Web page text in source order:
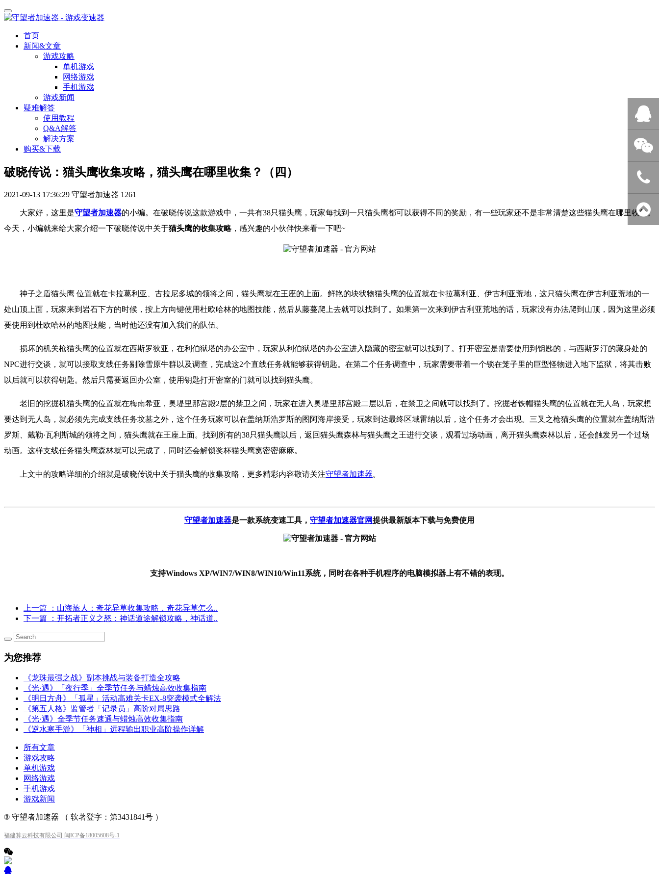
首页
新闻&文章
游戏攻略
单机游戏
网络游戏
手机游戏
游戏新闻
疑难解答
使用教程
Q&A解答
解决方案
购买&下载
破晓传说：猫头鹰收集攻略，猫头鹰在哪里收集？（四）
2021-09-13 17:36:29 守望者加速器 1261
大家好，这里是守望者加速器的小编。 在破晓传说这款游戏中，一共有38只猫头鹰，玩家每找到一只猫头鹰都可以获得不同的奖励，有一些玩家还不是非常清楚这些猫头鹰在哪里收集。
今天，小编就来给大家介绍一下破晓传说中关于猫头鹰的收集攻略， 感兴趣的小伙伴快来看一下吧~
神子之盾猫头鹰 位置就在卡拉葛利亚、古拉尼多城的领将之间，猫头鹰就在王座的上面。鲜艳的块状物猫头鹰的位置就在卡拉葛利亚、伊古利亚荒地，这只猫头鹰在伊古利亚荒地的一
处山顶上面，玩家来到岩石下方的时候，按上方向键使用杜欧哈林的地图技能，然后从藤蔓爬上去就可以找到了。如果第一次来到伊古利亚荒地的话，玩家没有办法爬到山顶，因为这里必须
要使用到杜欧哈林的地图技能，当时他还没有加入我们的队伍。
损坏的机关枪猫头鹰的位置就在西斯罗狄亚，在利伯狱塔的办公室中，玩家从利伯狱塔的办公室进入隐藏的密室就可以找到了。打开密室是需要使用到钥匙的，与西斯罗汀的藏身处的
NPC进行交谈，就可以接取支线任务剔除雪原牛群以及调查，完成这2个直线任务就能够获得钥匙。在第二个任务调查中，玩家需要带着一个锁在笼子里的巨型怪物进入地下监狱，将其击败
以后就可以获得钥匙。然后只需要返回办公室，使用钥匙打开密室的门就可以找到猫头鹰。
老旧的挖掘机猫头鹰的位置就在梅南希亚，奥堤里那宫殿2层的禁卫之间，玩家在进入奥堤里那宫殿二层以后，在禁卫之间就可以找到了。挖掘者铁帽猫头鹰的位置就在无人岛，玩家想
要达到无人岛，就必须先完成支线任务坟墓之外，这个任务玩家可以在盖纳斯浩罗斯的图阿海岸接受，玩家到达最终区域雷纳以后，这个任务才会出现。三叉之枪猫头鹰的位置就在盖纳斯浩
罗斯、戴勒·瓦利斯城的领将之间，猫头鹰就在王座上面。 找到所有的38只猫头鹰以后，返回猫头鹰森林与猫头鹰之王进行交谈，观看过场动画，离开猫头鹰森林以后，还会触发另一个过场
动画。这样支线任务猫头鹰森林就可以完成了，同时还会解锁奖杯猫头鹰窝密密麻麻。
上文中的攻略详细的介绍就是破晓传说中关于猫头鹰的收集攻略，更多精彩内容敬请关注守望者加速器。
守望者加速器是一款系统变速工具 ， 守望者加速器官网提供最新版本下载与免费使用
支持Windows XP/WIN7/WIN8/WIN10/Win11系统，同时在各种手机程序的电脑模拟器上有不错的表现。
上一篇
：山海旅人：奇花异草收集攻略，奇花异草怎么..
下一篇
：开拓者正义之怒：神话道途解锁攻略，神话道..
为您推荐
《龙珠最强之战》副本挑战与装备打造全攻略
《光·遇》「夜行季」全季节任务与蜡烛高效收集指南
《明日方舟》「孤星」活动高难关卡EX-8突袭模式全解法
《第五人格》监管者「记录员」高阶对局思路
《光·遇》全季节任务速通与蜡烛高效收集指南
《逆水寒手游》「神相」远程输出职业高阶操作详解
所有文章
游戏攻略
单机游戏
网络游戏
手机游戏
游戏新闻
® 守望者加速器 （ 软著登字：第3431841号 ）
福建算云科技有限公司 闽ICP备18005608号-1
QQ客服
微信客服
400-838-